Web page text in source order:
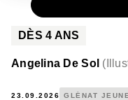
DÈS4 ANS
Angelina De Sol (
23.09.2026 GLÉNAT